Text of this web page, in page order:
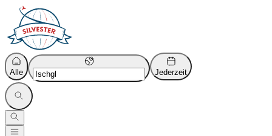
Alle Jederzeit